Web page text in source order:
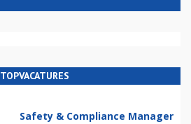
TOPVACATURES
Safety & Compliance Manager